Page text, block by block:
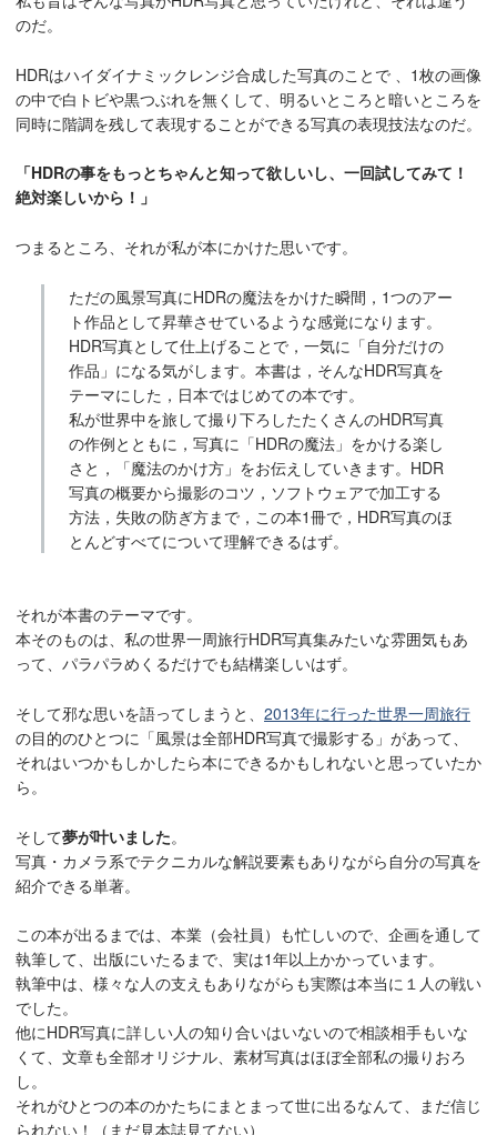
のだ。
HDRはハイダイナミックレンジ合成した写真のことで 、1枚の画像
の中で白トビや黒つぶれを無くして、明るいところと暗いところを
同時に階調を残して表現することができる写真の表現技法なのだ。
「HDRの事をもっとちゃんと知って欲しいし、一回試してみて！
絶対楽しいから！」
つまるところ、それが私が本にかけた思いです。
ただの風景写真にHDRの魔法をかけた瞬間，1つのアー
ト作品として昇華させているような感覚になります。
HDR写真として仕上げることで，一気に「自分だけの
作品」になる気がします。本書は，そんなHDR写真を
テーマにした，日本ではじめての本です。
私が世界中を旅して撮り下ろしたたくさんのHDR写真
の作例とともに，写真に「HDRの魔法」をかける楽し
さと，「魔法のかけ方」をお伝えしていきます。HDR
写真の概要から撮影のコツ，ソフトウェアで加工する
方法，失敗の防ぎ方まで，この本1冊で，HDR写真のほ
とんどすべてについて理解できるはず。
それが本書のテーマです。
本そのものは、私の世界一周旅行HDR写真集みたいな雰囲気もあ
って、パラパラめくるだけでも結構楽しいはず。
そして邪な思いを語ってしまうと、 2013年に行った世界一周旅行
の目的のひとつに「風景は全部HDR写真で撮影する」があって、
それはいつかもしかしたら本にできるかもしれないと思っていたか
ら。
そして夢が叶いました。
写真・カメラ系でテクニカルな解説要素もありながら自分の写真を
紹介できる単著。
この本が出るまでは、本業（会社員）も忙しいので、企画を通して
執筆して、出版にいたるまで、実は1年以上かかっています。
執筆中は、様々な人の支えもありながらも実際は本当に１人の戦い
でした。
他にHDR写真に詳しい人の知り合いはいないので相談相手もいな
くて、文章も全部オリジナル、素材写真はほぼ全部私の撮りおろ
し。
それがひとつの本のかたちにまとまって世に出るなんて、まだ信じ
られない！（まだ見本誌見てない）